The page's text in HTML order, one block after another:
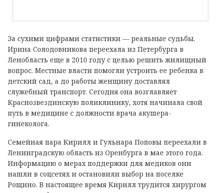
За сухими цифрами статистики — реальные судьбы.
Ирина Солодовникова переехала из Петербурга в
Ленобласть еще в 2010 году с целью решить жилищный
вопрос. Местные власти помогли устроить ее ребенка в
детский сад, а до работы женщину доставлял
служебный транспорт. Сегодня она возглавляет
Краснозвездинскую поликлинику, хотя начинала свой
путь в медицине с должности врача акушера-
гинеколога.
Семейная пара Кирилл и Гульнара Поповы переехали в
Ленинградскую область из Оренбурга в мае этого года.
Информацию о мерах поддержки для медиков они
нашли в соцсетях и остановили выбор на поселке
Рощино. В настоящее время Кирилл трудится хирургом